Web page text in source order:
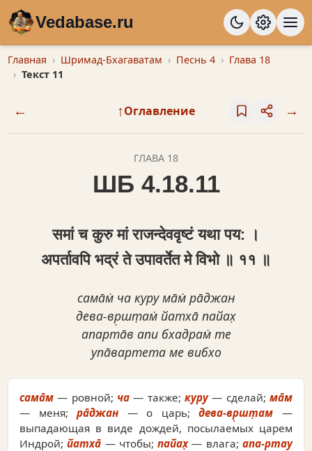
Vedabase.ru
Главная Шримад-Бхагаватам Песнь 4
Глава 18
Текст 11
← ↑Оглавление →
ГЛАВА 18
ШБ 4.18.11
समां च कुरु मां राजन्देववृष्टं यथा पय: ।
अपर्तावपि भद्रं ते उपावर्तेत मे विभो ॥ ११ ॥
сама̄м̇ ча куру ма̄м̇ ра̄джан
дева-вр̣шт̣ам̇ йатха̄ пайах̣
апарта̄в апи бхадрам̇ те
упа̄вартета ме вибхо
сама̄м — ровной; ча — также; куру— сделай; ма̄м
— меня;ра̄джан — о царь;дева-вр̣шт̣ам —
выпадающая в виде дождей, посылаемых царем
Индрой;йатха̄ — чтобы;пайах̣— влага; апа-р̣тау